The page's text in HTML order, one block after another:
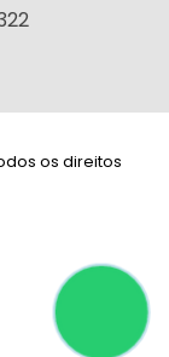
os direitos